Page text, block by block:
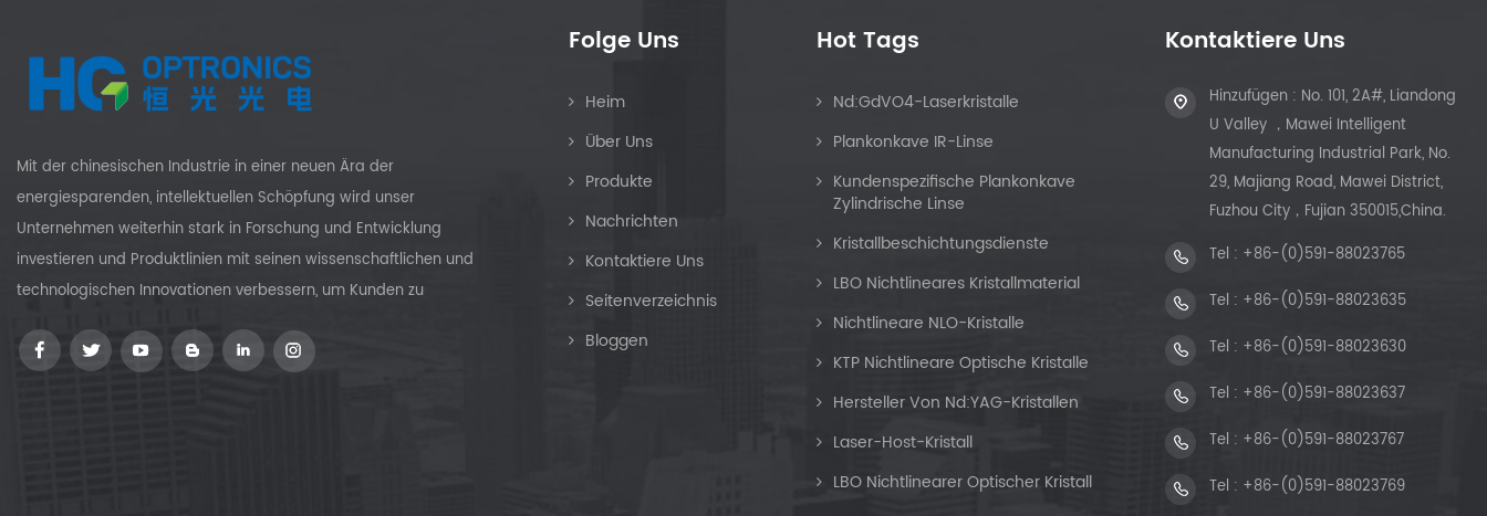
Mit der chinesischen Industrie in einer neuen Ära der
energiesparenden, intellektuellen Schöpfung wird unser
Unternehmen weiterhin stark in Forschung und Entwicklung
investieren und Produktlinien mit seinen wissenschaftlichen und
technologischen Innovationen verbessern, um Kunden zu
Folge Uns
Heim
Über Uns
Produkte
Nachrichten
Kontaktiere Uns
Seitenverzeichnis
Bloggen
Hot Tags
Nd:GdVO4-Laserkristalle
Plankonkave IR-Linse
Kundenspezifische Plankonkave
Zylindrische Linse
Kristallbeschichtungsdienste
LBO Nichtlineares Kristallmaterial
Nichtlineare NLO-Kristalle
KTP Nichtlineare Optische Kristalle
Hersteller Von Nd:YAG-Kristallen
Laser-Host-Kristall
LBO Nichtlinearer Optischer Kristall
Kontaktiere Uns
Hinzufügen : No. 101, 2A#, Liandong
U Valley ，Mawei Intelligent
Manufacturing Industrial Park, No.
29, Majiang Road, Mawei District,
Fuzhou City，Fujian 350015,China.
Tel : +86-(0)591-88023765
Tel : +86-(0)591-88023635
Tel : +86-(0)591-88023630
Tel : +86-(0)591-88023637
Tel : +86-(0)591-88023767
Tel : +86-(0)591-88023769